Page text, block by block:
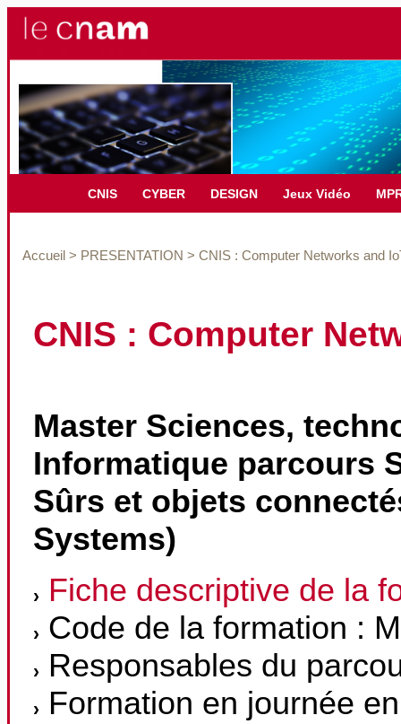
CNIS CYBER DESIGN Jeux Vidéo
Accueil > PRESENTATION > CNIS : Computer Networks and
CNIS : Computer
Master Sciences,
Informatique parcours
Sûrs et objets
Systems)
Fiche descriptive de la
Code de la formation :
Responsables du
Formation en journée